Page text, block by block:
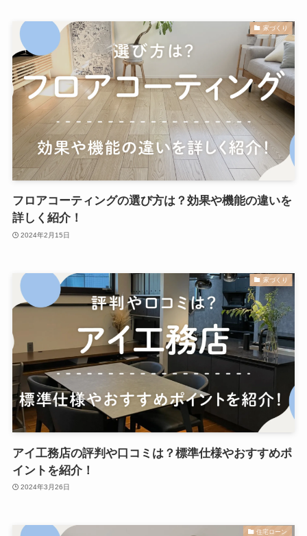
家づくり
フロアコーティングの選び方は？効果や機能の違いを
詳しく紹介！
2024年2月15日
家づくり
アイ工務店の評判や口コミは？標準仕様やおすすめポ
イントを紹介！
2024年3月26日
住宅ローン